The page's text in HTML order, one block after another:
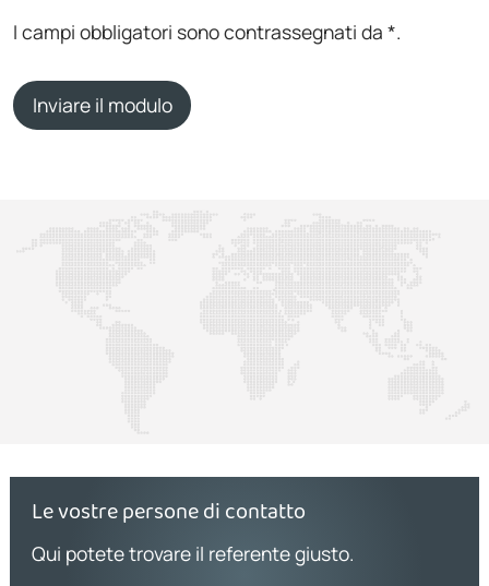
I campi obbligatori sono contrassegnati da *.
Inviare il modulo
Le vostre persone di contatto
Qui potete trovare il referente giusto.